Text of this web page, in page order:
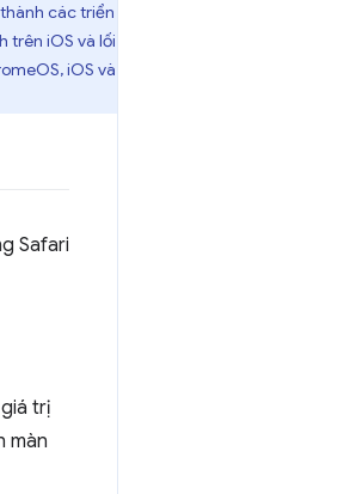
các triển
trên iOS và lối
iOS và
Safari
trị
màn